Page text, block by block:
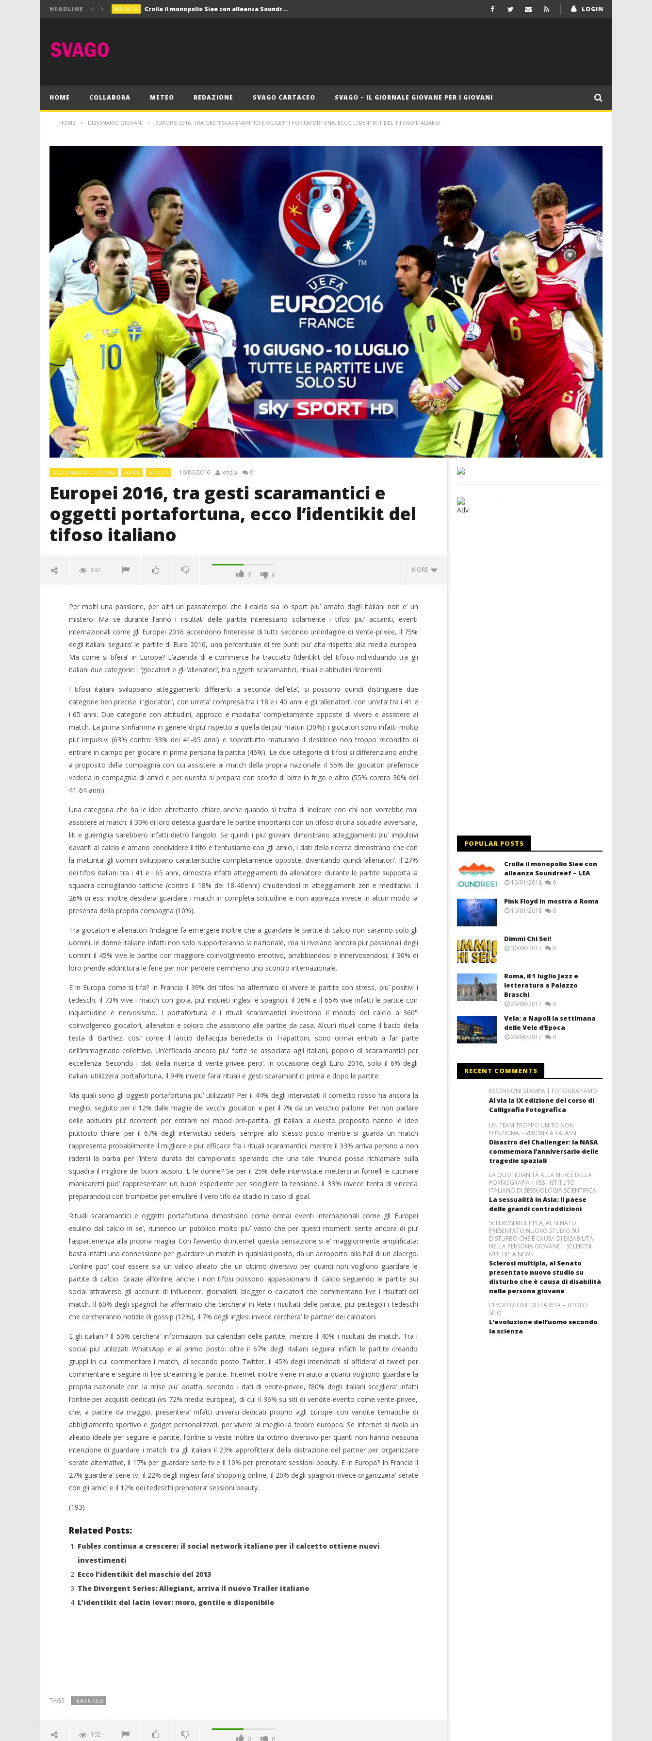
HEADLINE MUSICA Crolla il monopolio Siae con alleanza Soundreef – LEA
MUSICA Crolla il monopolio Siae con alleanza Soundreef – LEA
LOGIN
HOME COLLABORA METEO REDAZIONE SVAGO CARTACEO SVAGO – IL GIORNALE GIOVANE PER I GIOVANI
HOME DIZIONARIO GIOVANI EUROPEI 2016, TRA GESTI SCARAMANTICI E OGGETTI PORTAFORTUNA, ECCO L’IDENTIKIT DEL TIFOSO ITALIANO
DIZIONARIO GIOVANI NEWS SPORT 10/06/2016 letizia 0
Europei 2016, tra gesti scaramantici e
oggetti portafortuna, ecco l’identikit del
tifoso italiano
192
0 0
MORE
NOW VIEWING
Europei 2016, tra gesti
scaramantici e oggetti
portafortuna, ecco l’identikit del
letizia
Crolla il monopolio Siae con
alleanza Soundreef - LEA
10/06/2016
letizia
Pink Floyd in mostra a Roma
10/06/2016
letizia
Per molti una passione, per altri un passatempo: che il calcio sia lo sport piu’ amato dagli italiani non e’ un
mistero. Ma se durante l’anno i risultati delle partite interessano solamente i tifosi piu’ accaniti, eventi
internazionali come gli Europei 2016 accendono l’interesse di tutti: secondo un’indagine di Vente-privee, il 75%
degli italiani seguira’ le partite di Euro 2016, una percentuale di tre punti piu’ alta rispetto alla media europea.
Ma come si tifera’ in Europa? L’azienda di e-commerce ha tracciato l’identikit del tifoso individuando tra gli
italiani due categorie: i ‘giocatori’ e gli ‘allenatori’, tra oggetti scaramantici, rituali e abitudini ricorrenti.
I tifosi italiani sviluppano atteggiamenti differenti a seconda dell’eta’, si possono quindi distinguere due
categorie ben precise: i ‘giocatori’, con un’eta’ compresa tra i 18 e i 40 anni e gli ‘allenatori’, con un’eta’ tra i 41 e
i 65 anni. Due categorie con attitudini, approcci e modalita’ completamente opposte di vivere e assistere ai
match. La prima s’infiamma in genere di piu’ rispetto a quella dei piu’ maturi (30%): i giocatori sono infatti molto
piu’ impulsivi (63% contro 33% dei 41-65 anni) e soprattutto maturano il desiderio non troppo recondito di
entrare in campo per giocare in prima persona la partita (46%). Le due categorie di tifosi si differenziano anche
a proposito della compagnia con cui assistere ai match della propria nazionale: il 55% dei giocatori preferisce
vederla in compagnia di amici e per questo si prepara con scorte di birre in frigo e altro (55% contro 30% dei
41-64 anni).
Una categoria che ha le idee altrettanto chiare anche quando si tratta di indicare con chi non vorrebbe mai
assistere ai match: il 30% di loro detesta guardare le partite importanti con un tifoso di una squadra avversaria,
liti e guerriglia sarebbero infatti dietro l’angolo. Se quindi i piu’ giovani dimostrano atteggiamenti piu’ impulsivi
davanti al calcio e amano condividere il tifo e l’entusiamo con gli amici, i dati della ricerca dimostrano che con
la maturita’ gli uomini sviluppano caratteristiche completamente opposte, diventando quindi ‘allenatori’. Il 27%
dei tifosi italiani tra i 41 e i 65 anni, dimostra infatti atteggiamenti da allenatore: durante le partite supporta la
squadra consigliando tattiche (contro il 18% dei 18-40enni) chiudendosi in atteggiamenti zen e meditativi. Il
26% di essi inoltre desidera guardare i match in completa solitudine e non apprezza invece in alcun modo la
presenza della propria compagna (10%).
Tra giocatori e allenatori l’indagine fa emergere inoltre che a guardare le partite di calcio non saranno solo gli
uomini, le donne italiane infatti non solo supporteranno la nazionale, ma si rivelano ancora piu’ passionali degli
uomini: il 45% vive le partite con maggiore coinvolgimento emotivo, arrabbiandosi e innervosendosi, il 30% di
loro prende addirittura le ferie per non perdere nemmeno uno scontro internazionale.
E in Europa come si tifa? In Francia il 39% dei tifosi ha affermato di vivere le partite con stress, piu’ positivi i
tedeschi, il 73% vive i match con gioia, piu’ inquieti inglesi e spagnoli, il 36% e il 65% vive infatti le partite con
inquietudine e nervosismo. I portafortuna e i rituali scaramantici investono il mondo del calcio a 360°
coinvolgendo giocatori, allenatori e coloro che assistono alle partite da casa. Alcuni rituali come il bacio della
testa di Barthez, cosi’ come il lancio dell’acqua benedetta di Trapattoni, sono ormai entrati a far parte
dell’immaginario collettivo. Un’efficacia ancora piu’ forte se associata agli italiani, popolo di scaramantici per
eccellenza. Secondo i dati della ricerca di vente-privee pero’, in occasione degli Euro 2016, solo il 6% degli
italiani utilizzera’ portafortuna, il 94% invece fara’ rituali e gesti scaramantici prima e dopo le partite.
Ma quali sono gli oggetti portafortuna piu’ utilizzati? Per il 44% degli intervistati il cornetto rosso ha ancora la
meglio, seguito per il 12% dalle maglie dei vecchi giocatori e per il 7% da un vecchio pallone. Per non parlare
delle abitudini piu’ ricorrenti per entrare nel mood pre-partita, gli italiani a questo proposito hanno le idee
piuttosto chiare: per il 67% degli intervistati sedersi sempre allo stesso posto mentre si guarda un match
rappresenta probabilmente il migliore e piu’ efficace fra i rituali scaramantici, mentre il 33% arriva persino a non
radersi la barba per l’intera durata del campionato sperando che una tale rinuncia possa richiamare sulla
squadra il migliore dei buoni auspici. E le donne? Se per il 25% delle intervistate mettersi ai fornelli e cucinare
manicaretti puo’ rappresentare un buon espediente per sciogliere la tensione, il 33% invece tenta di vincerla
preparandosi con trombette per emulare il vero tifo da stadio in caso di goal.
Rituali scaramantici e oggetti portafortuna dimostrano come ormai eventi internazionali come gli Europei
esulino dal calcio in se’, riunendo un pubblico molto piu’ vasto che per questi momenti sente ancora di piu’
l’appartenenza alla propria maglia. Con l’avvento di internet questa sensazione si e’ maggiormente amplificata:
basta infatti una connessione per guardare un match in qualsiasi posto, da un aeroporto alla hall di un albergo.
L’online puo’ cosi’ essere sia un valido alleato che un ottimo diversivo per quanti non vogliono guardare le
partite di calcio. Grazie all’online anche i non tifosi possono appassionarsi di calcio seguendo le partite sui
social attraverso gli account di influencer, giornalisti, blogger o calciatori che commentano live i risultati dei
match. Il 60% degli spagnoli ha affermato che cerchera’ in Rete i risultati delle partite, piu’ pettegoli i tedeschi
che cercheranno notizie di gossip (12%), il 7% degli inglesi invece cerchera’ le partner dei calciatori.
E gli italiani? Il 50% cerchera’ informazioni sui calendari delle partite, mentre il 40% i risultati dei match. Tra i
social piu’ utilizzati WhatsApp e’ al primo posto: oltre il 67% degli italiani seguira’ infatti le partite creando
gruppi in cui commentare i match, al secondo posto Twitter, il 45% degli intervistati si affidera’ ai tweet per
commentare e seguire in live streaminig le partite. Internet inoltre viene in aiuto a quanti vogliono guardare la
propria nazionale con la mise piu’ adatta: secondo i dati di vente-privee, l’80% degli italiani scegliera’ infatti
l’online per acquisti dedicati (vs 72% media europea), di cui il 36% su siti di vendite-evento come vente-privee,
che, a partire da maggio, presentera’ infatti universi dedicati proprio agli Europei con vendite tematiche di
abbigliamento sportivo e gadget personalizzati, per vivere al meglio la febbre europea. Se Internet si rivela un
alleato ideale per seguire le partite, l’online si veste inoltre da ottimo diversivo per quanti non hanno nessuna
intenzione di guardare i match: tra gli italiani il 23% approfittera’ della distrazione del partner per organizzare
serate alternative, il 17% per guardare serie tv e il 10% per prenotare sessioni beauty. E in Europa? In Francia il
27% guardera’ serie tv, il 22% degli inglesi fara’ shopping online, il 20% degli spagnoli invece organizzera’ serate
con gli amici e il 12% dei tedeschi prenotera’ sessioni beauty.
(193)
Related Posts:
Fubles continua a crescere: il social network italiano per il calcetto ottiene nuovi
investimenti
Ecco l’identikit del maschio del 2013
The Divergent Series: Allegiant, arriva il nuovo Trailer italiano
L’identikit del latin lover: moro, gentile e disponibile
TAGS: FEATURED
192
0
___________
Adv
POPULAR POSTS
Crolla il monopolio Siae con
alleanza Soundreef – LEA
16/01/2018 0
Pink Floyd in mostra a Roma
16/01/2018 0
Dimmi Chi Sei!
30/06/2017 0
Roma, il 1 luglio Jazz e
letteratura a Palazzo
Braschi
29/06/2017 0
Vela: a Napoli la settimana
delle Vele d’Epoca
29/06/2017 0
RECENT COMMENTS
RECENSIONI STAMPA | FOTOGRAFIAMO
Al via la IX edizione del corso di
Calligrafia Fotografica
UN TEAM TROPPO UNITO NON
FUNZIONA. - VERONICA TALASSI
Disastro del Challenger: la NASA
commemora l’anniversario delle
tragedie spaziali
LA QUOTIDIANITÀ ALLA MERCÉ DELLA
PORNOGRAFIA | IISS - ISTITUTO
ITALIANO DI SESSUOLOGIA SCIENTIFICA
La sessualità in Asia: il paese
delle grandi contraddizioni
SCLEROSI MULTIPLA, AL SENATO
PRESENTATO NUOVO STUDIO SU
DISTURBO CHE È CAUSA DI DISABILITÀ
NELLA PERSONA GIOVANE | SCLEROSI
MULTIPLA NEWS
Sclerosi multipla, al Senato
presentato nuovo studio su
disturbo che è causa di disabilità
nella persona giovane
L’EVOLUZIONE DELLA VITA – TITOLO
SITO
L’evoluzione dell’uomo secondo
la scienza